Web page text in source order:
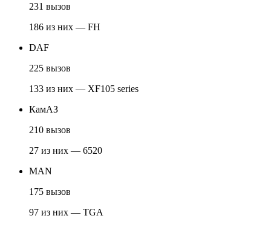
231 вызов
186 из них — FH
DAF
225 вызов
133 из них — XF105 series
КамАЗ
210 вызов
27 из них — 6520
MAN
175 вызов
97 из них — TGA